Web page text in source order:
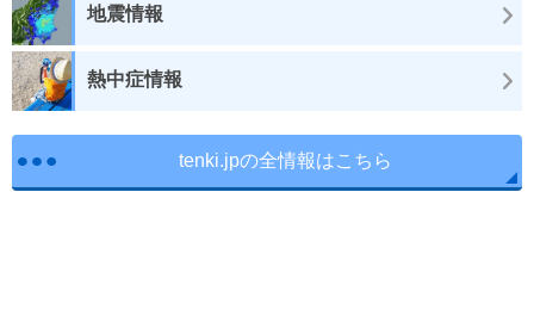
地震情報
熱中症情報
tenki.jpの全情報はこちら